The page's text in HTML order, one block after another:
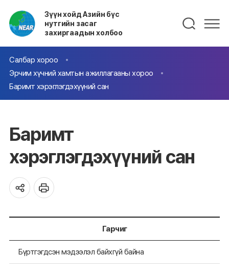
Зүүн хойд Азийн бүс
нутгийн засаг
захиргаадын холбоо
Салбар хороо
Эрчим хүчний хамтын ажиллагааны хороо
Баримт хэрэглэгдэхүүний сан
Баримт
хэрэглэгдэхүүний сан
Гарчиг
Бүртгэгдсэн мэдээлэл байхгүй байна